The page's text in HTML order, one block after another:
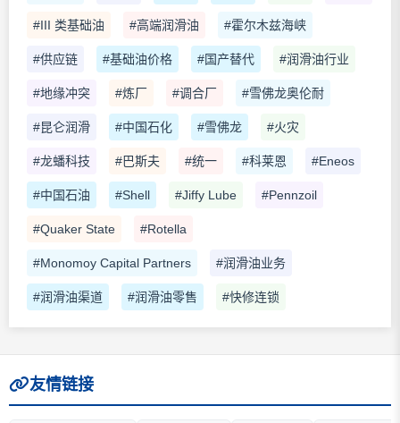
#III 类基础油 #高端润滑油 #霍尔木兹海峡
#供应链 #基础油价格 #国产替代 #润滑油行业
#地缘冲突 #炼厂 #调合厂 #雪佛龙奥伦耐
#昆仑润滑 #中国石化 #雪佛龙 #火灾
#龙蟠科技 #巴斯夫 #统一 #科莱恩 #Eneos
#中国石油 #Shell #Jiffy Lube #Pennzoil
#Quaker State #Rotella
#Monomoy Capital Partners #润滑油业务
#润滑油渠道 #润滑油零售 #快修连锁
友情链接